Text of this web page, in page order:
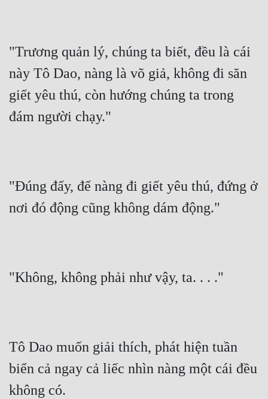
"Trương quản lý, chúng ta biết, đều là cái
này Tô Dao, nàng là võ giả, không đi săn
giết yêu thú, còn hướng chúng ta trong
đám người chạy."
"Đúng đấy, để nàng đi giết yêu thú, đứng ở
nơi đó động cũng không dám động."
"Không, không phải như vậy, ta. . . ."
Tô Dao muốn giải thích, phát hiện tuần
biển cả ngay cả liếc nhìn nàng một cái đều
không có.